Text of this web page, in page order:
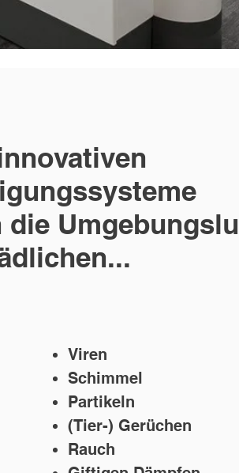
die
Viren
Schimmel
Partikeln
(Tier-) Gerüchen
Rauch